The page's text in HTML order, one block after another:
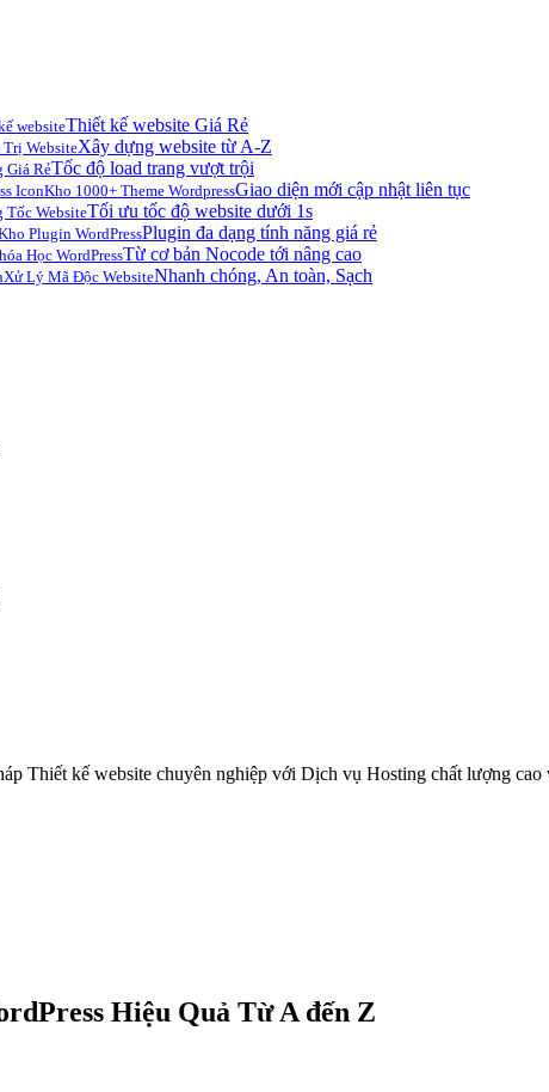
websiteThiết kế website Giá Rẻ
Trị WebsiteXây dựng website từ A-Z
Giá RẻTốc độ load trang vượt trội
Kho 1000+ Theme WordpressGiao diện mới cập nhật liên tục
Tốc WebsiteTối ưu tốc độ website dưới 1s
Plugin WordPressPlugin đa dạng tính năng giá rẻ
Học WordPressTừ cơ bản Nocode tới nâng cao
Xử Lý Mã Độc WebsiteNhanh chóng, An toàn, Sạch
Thiết kế website chuyên nghiệp với Dịch vụ Hosting chất lượng
Hiệu Quả Từ A đến Z